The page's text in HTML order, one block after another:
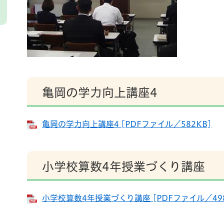
亀岡の学力向上講座4
亀岡の学力向上講座4 [PDFファイル／582KB]
小学校算数4年授業づくり講座
小学校算数4年授業づくり講座 [PDFファイル／